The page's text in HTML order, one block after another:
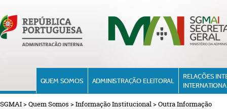
QUEM SOMOS ADMINISTRAÇÃO ELEITORAL
RELAÇÕES
SGMAI>Quem Somos >Informação Institucional>Outra Informação